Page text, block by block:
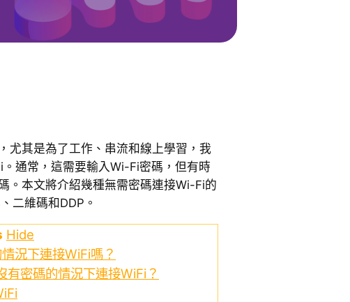
尤其是為了工作、串流和線上學習，我
通常，這需要輸入Wi-Fi密碼，但有時
。本文將介紹幾種無需密碼連接Wi-Fi的
二維碼和DDP。
Hide
況下連接WiFi嗎？
有密碼的情況下連接WiFi？